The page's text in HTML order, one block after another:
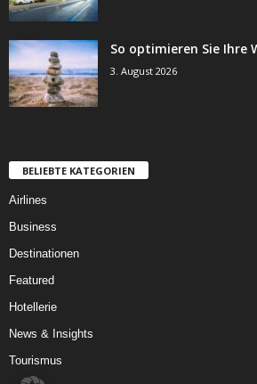
So optimieren Sie Ihre
3. August 2026
BELIEBTE KATEGORIEN
Airlines
Business
Destinationen
Featured
Hotellerie
News & Insights
Tourismus